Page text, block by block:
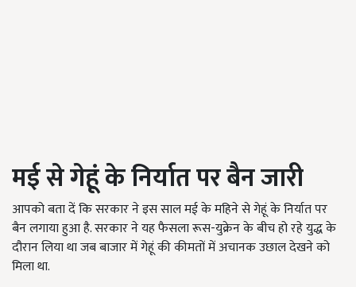
मई से गेहूं के निर्यात पर बैन जारी
आपको बता दें कि सरकार ने इस साल मई के महिने से गेहूं के निर्यात पर
बैन लगाया हुआ है. सरकार ने यह फैसला रूस-युक्रेन के बीच हो रहे युद्ध के
दौरान लिया था जब बाजार में गेहूं की कीमतों में अचानक उछाल देखने को
मिला था.